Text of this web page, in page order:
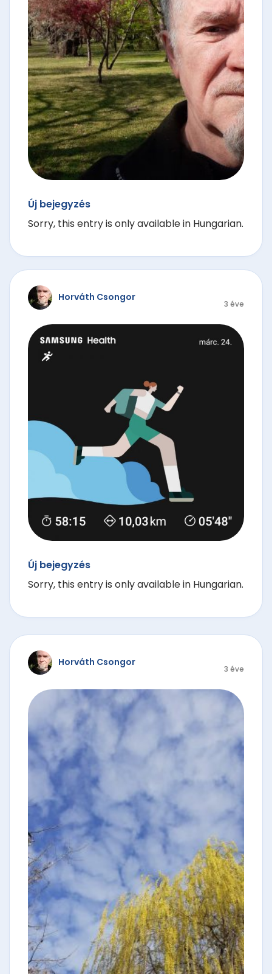
Új bejegyzés
Sorry, this entry is only available in Hungarian.
Horváth Csongor
3 éve
Új bejegyzés
Sorry, this entry is only available in Hungarian.
Horváth Csongor
3 éve